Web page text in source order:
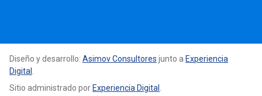
Diseño y desarrollo: Asimov Consultores junto a Experiencia
Digital
Sitio administrado porExperiencia Digital